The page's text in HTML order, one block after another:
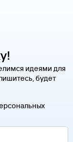
идеями для
будет